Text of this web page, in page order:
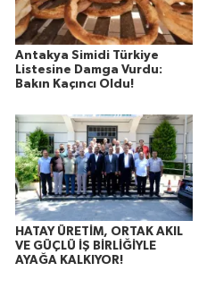
Antakya Simidi Türkiye
Listesine Damga Vurdu:
Bakın Kaçıncı Oldu!
HATAY ÜRETİM, ORTAK AKIL
VE GÜÇLÜ İŞ BİRLİĞİYLE
AYAĞA KALKIYOR!